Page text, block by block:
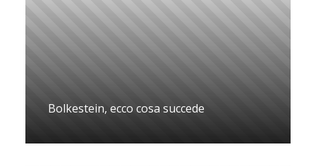
Bolkestein, ecco cosa succede